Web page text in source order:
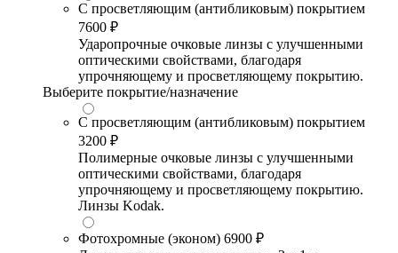
С просветляющим (антибликовым) покрытием
7600 ₽
Ударопрочные очковые линзы с улучшенными
оптическими свойствами, благодаря
упрочняющему и просветляющему покрытию.
Выберите покрытие/назначение
С просветляющим (антибликовым) покрытием
3200 ₽
Полимерные очковые линзы с улучшенными
оптическими свойствами, благодаря
упрочняющему и просветляющему покрытию.
Линзы Kodak.
Фотохромные (эконом) 6900 ₽